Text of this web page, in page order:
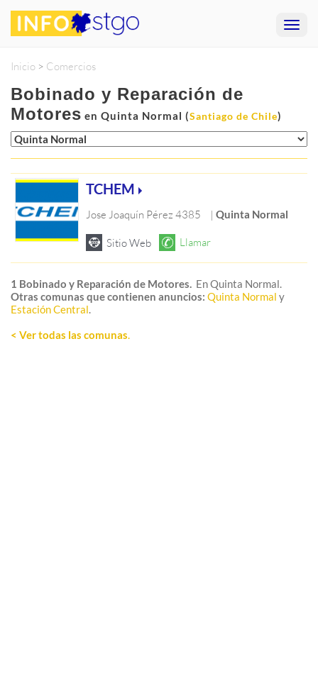
Inicio > Comercios
Bobinado y Reparación de
Motores en Quinta Normal (Santiago de Chile)
TCHEM
Jose Joaquín Pérez 4385 |Quinta Normal
1 Bobinado y Reparación de Motores. En Quinta Normal.
Otras comunas que contienen anuncios: Quinta Normal y
Estación Central.
< Ver todas las comunas.